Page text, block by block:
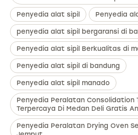
Penyedia alat sipil Penyedia
penyedia alat sipil bergaransi di
Penyedia alat sipil Berkualitas di
Penyedia alat sipil di bandung
Penyedia alat sipil manado
Penyedia Peralatan Consolidation
Terpercaya Di Medan Deli Gratis
Penyedia Peralatan Drying Oven